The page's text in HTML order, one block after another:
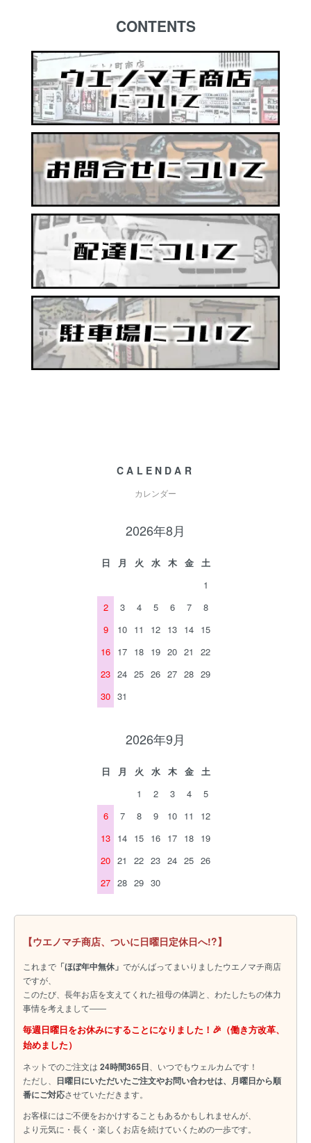
CONTENTS
CALENDAR
カレンダー
2026年8月
日 月 火 水 木 金
土
1
2
3 4 5 6 7
8
9
10 11 12 13 14 15
16 17 18 19 20 21
22
23 24 25 26 27 28 29
30 31
2026年9月
日 月 火 水 木 金
土
1
2 3 4
5
6
7 8 9 10 11
12
13 14 15 16 17 18 19
20 21 22 23 24 25 26
27 28 29 30
【ウエノマチ商店、ついに日曜日定休日へ!?】
これまで 「ほぼ年中無休」 でがんばってまいりましたウエノマチ商店
ですが、
このたび、長年お店を支えてくれた祖母の体調と、わたしたちの体力
事情を考えまして――
毎週日曜日をお休みにすることになりました！🎉（働き方改革、
始めました）
ネットでのご注文は 24時間365日 、いつでもウェルカムです！
ただし、
日曜日にいただいたご注文やお問い合わせは、月曜日から順
番にご対応させていただきます。
お客様にはご不便をおかけすることもあるかもしれませんが、
より元気に・長く・楽しくお店を続けていくための一歩です。